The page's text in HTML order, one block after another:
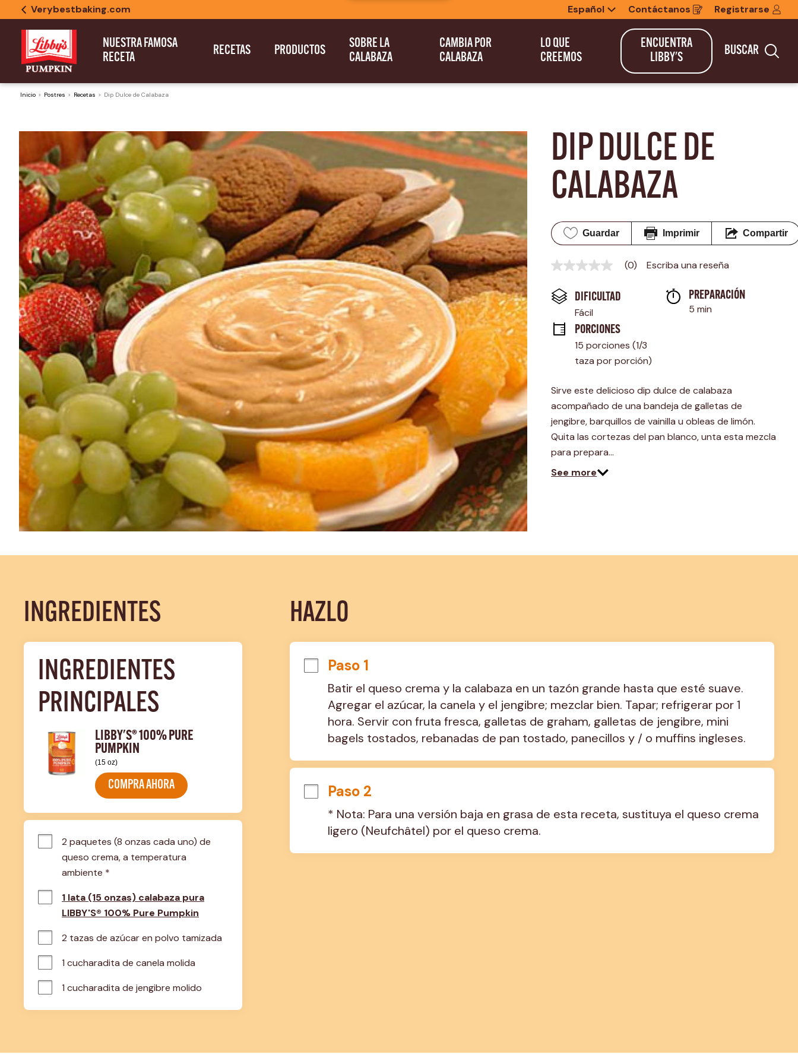
Verybestbaking.com Español Contáctanos
Opens
in
a
new
window
Registrarse
NUESTRA FAMOSA
RECETA
RECETAS PRODUCTOS
SOBRE LA
CALABAZA
CAMBIA POR
CALABAZA
LO QUE
CREEMOS
ENCUENTRA
LIBBY'S
BUSCAR
Inicio Postres Recetas Dip Dulce de Calabaza
DIP DULCE DE
CALABAZA
Guardar Imprimir Compartir
Sin
Enlace
en
misma
página.
(0) Escriba una reseña
DIFICULTAD
Fácil
PREPARACIÓN
5 min
PORCIONES
15 porciones (1/3
taza por porción)
Sirve este delicioso dip dulce de calabaza
acompañado de una bandeja de galletas de
jengibre, barquillos de vainilla u obleas de limón.
Quita las cortezas del pan blanco, unta esta mezcla
para prepara…
See more
INGREDIENTES
INGREDIENTES
PRINCIPALES
LIBBY'S® 100% PURE
PUMPKIN
(15 oz)
COMPRA AHORA
2 paquetes (8 onzas cada uno) de
queso crema, a temperatura
ambiente *
1 lata (15 onzas) calabaza pura
LIBBY'S® 100% Pure Pumpkin
2 tazas de azúcar en polvo tamizada
1 cucharadita de canela molida
1 cucharadita de jengibre molido
HAZLO
Paso 1
Batir el queso crema y la calabaza en un tazón grande hasta que esté suave.
Agregar el azúcar, la canela y el jengibre; mezclar bien. Tapar; refrigerar por 1
hora. Servir con fruta fresca, galletas de graham, galletas de jengibre, mini
bagels tostados, rebanadas de pan tostado, panecillos y / o muffins ingleses.
Paso 2
* Nota: Para una versión baja en grasa de esta receta, sustituya el queso crema
ligero (Neufchâtel) por el queso crema.